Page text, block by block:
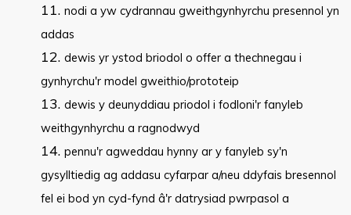
nodi a yw cydrannau gweithgynhyrchu presennol yn
addas
dewis yr ystod briodol o offer a thechnegau i
gynhyrchu'r model gweithio/prototeip
dewis y deunyddiau priodol i fodloni'r fanyleb
weithgynhyrchu a ragnodwyd
pennu'r agweddau hynny ar y fanyleb sy'n
gysylltiedig ag addasu cyfarpar a/neu ddyfais bresennol
fel ei bod yn cyd-fynd â'r datrysiad pwrpasol a